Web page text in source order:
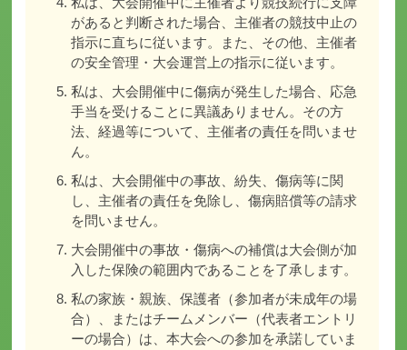
があると判断された場合、主催者の競技中止の
指示に直ちに従います。また、その他、主催者
の安全管理・大会運営上の指示に従います。
私は、大会開催中に傷病が発生した場合、応急
手当を受けることに異議ありません。その方
法、経過等について、主催者の責任を問いませ
ん。
私は、大会開催中の事故、紛失、傷病等に関
し、主催者の責任を免除し、傷病賠償等の請求
を問いません。
大会開催中の事故・傷病への補償は大会側が加
入した保険の範囲内であることを了承します。
私の家族・親族、保護者（参加者が未成年の場
合）、またはチームメンバー（代表者エントリ
ーの場合）は、本大会への参加を承諾していま